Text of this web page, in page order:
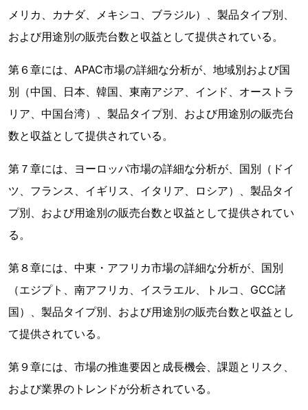
メリカ、カナダ、メキシコ、ブラジル）、製品タイプ別、
および用途別の販売台数と収益として提供されている。
第６章には、APAC市場の詳細な分析が、地域別および国
別（中国、日本、韓国、東南アジア、インド、オーストラ
リア、中国台湾）、製品タイプ別、および用途別の販売台
数と収益として提供されている。
第７章には、ヨーロッパ市場の詳細な分析が、国別（ドイ
ツ、フランス、イギリス、イタリア、ロシア）、製品タイ
プ別、および用途別の販売台数と収益として提供されてい
る。
第８章には、中東・アフリカ市場の詳細な分析が、国別
（エジプト、南アフリカ、イスラエル、トルコ、GCC諸
国）、製品タイプ別、および用途別の販売台数と収益とし
て提供されている。
第９章には、市場の推進要因と成長機会、課題とリスク、
および業界のトレンドが分析されている。